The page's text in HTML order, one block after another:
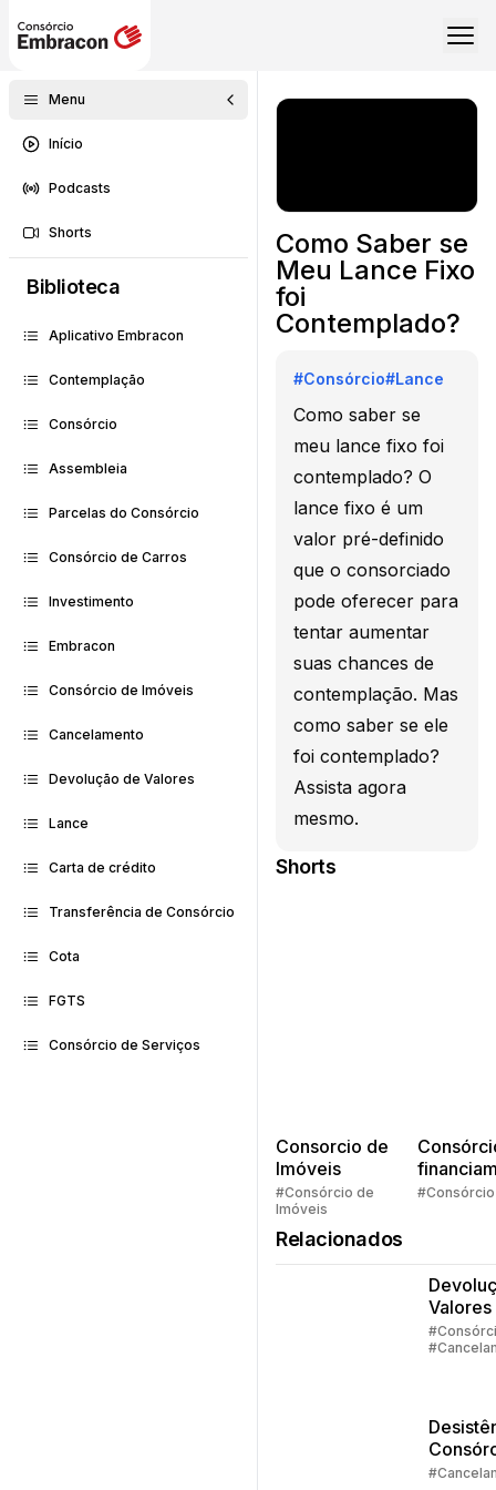
Menu
Início
Podcasts
Shorts
Biblioteca
Aplicativo Embracon
Contemplação
Consórcio
Assembleia
Parcelas do Consórcio
Consórcio de Carros
Investimento
Embracon
Consórcio de Imóveis
Cancelamento
Devolução de Valores
Lance
Carta de crédito
Transferência de Consórcio
Cota
FGTS
Consórcio de Serviços
Como Saber se
Meu Lance Fixo
foi
Contemplado?
#Consórcio#Lance
Como saber se
meu lance fixo foi
contemplado? O
lance fixo é um
valor pré-definido
que o consorciado
pode oferecer para
tentar aumentar
suas chances de
contemplação. Mas
como saber se ele
foi contemplado?
Assista agora
mesmo.
Shorts
Consorcio de
Imóveis
#Consórcio de
Imóveis
Quem
#Consórcio
Relacionados
Valores
Parte 1
Parte 3